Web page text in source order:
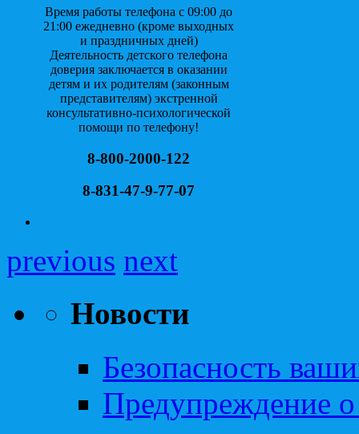
Время работы телефона с 09:00 до
21:00 ежедневно (кроме выходных
и праздничных дней)
Деятельность детского телефона
доверия заключается в оказании
детям и их родителям (законным
представителям) экстренной
консультативно-психологической
помощи по телефону!
8-800-2000-122
8-831-47-9-77-07
previous next
Новости
Безопасность
Предупреждение о